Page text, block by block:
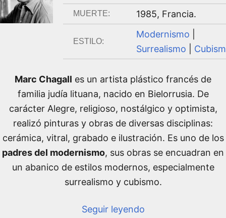
MUERTE: 1985, Francia.
ESTILO:
Modernismo
Surrealismo
Marc Chagall es un artista plástico francés de
familia judía lituana, nacido en Bielorrusia. De
carácter Alegre, religioso, nostálgico y optimista,
realizó pinturas y obras de diversas disciplinas:
cerámica, vitral, grabado e ilustración. Es uno de los
padres del modernismo, sus obras se encuadran en
un abanico de estilos modernos, especialmente
surrealismo y cubismo.
Seguir leyendo